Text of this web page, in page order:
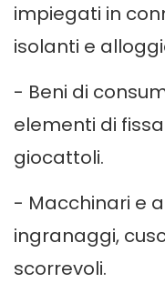
impiegati in
isolanti e
- Beni di
elementi di
giocattoli.
- Macchinari e
ingranaggi,
scorrevoli.